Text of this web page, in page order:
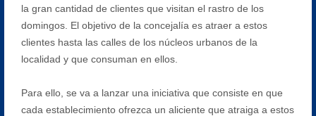
la gran cantidad de clientes que visitan el rastro de los
domingos. El objetivo de la concejalía es atraer a estos
clientes hasta las calles de los núcleos urbanos de la
localidad y que consuman en ellos.
Para ello, se va a lanzar una iniciativa que consiste en que
cada establecimiento ofrezca un aliciente que atraiga a estos